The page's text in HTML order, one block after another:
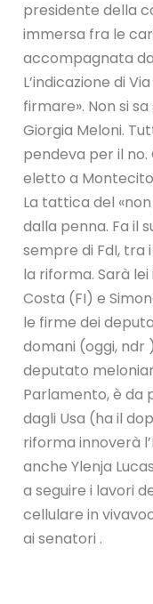
presidente della
immersa fra le
accompagnata
L’indicazione di
firmare». Non si
Giorgia Meloni.
pendeva per il
eletto a
La tattica del
dalla penna. Fa il
sempre di FdI, tra
la riforma. Sarà
Costa (FI) e
le firme dei
domani (oggi, ndr
deputato
Parlamento, è da
dagli Usa (ha il
riforma innoverà
anche Ylenja
a seguire i lavori
cellulare in
ai senatori .